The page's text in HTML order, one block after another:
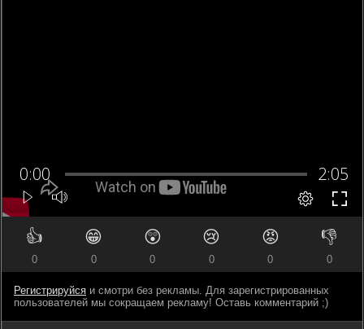
👍
0
😁
0
😲
0
😢
0
😡
0
👎
0
Регистрируйся и смотри без рекламы. Для зарегистрированных
пользователей мы сокращаем рекламу! Оставь комментарий ;)